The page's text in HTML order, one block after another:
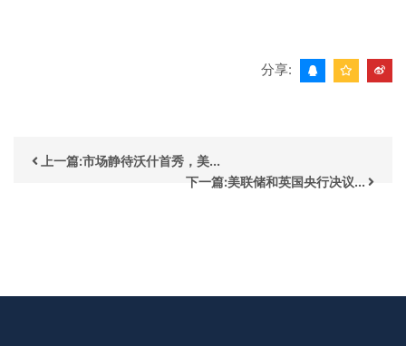
分享:
上一篇:市场静待沃什首秀，美...
下一篇:美联储和英国央行决议...